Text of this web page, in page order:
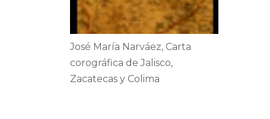
José María Narváez, Carta
corográfica de Jalisco,
Zacatecas y Colima